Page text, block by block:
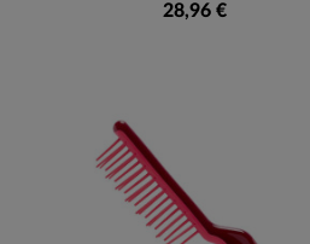
28,96 €